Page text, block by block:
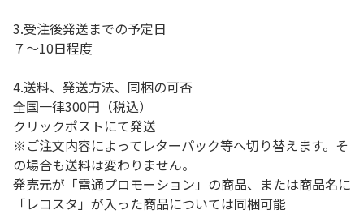
3.受注後発送までの予定日
７～10日程度
4.送料、発送方法、同梱の可否
全国一律300円（税込）
クリックポストにて発送
※ご注文内容によってレターパック等へ切り替えます。そ
の場合も送料は変わりません。
発売元が「電通プロモーション」の商品、または商品名に
「レコスタ」が入った商品については同梱可能